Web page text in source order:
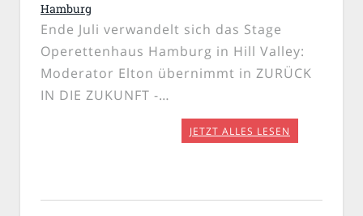
Hamburg
Ende Juli verwandelt sich das Stage
Operettenhaus Hamburg in Hill Valley:
Moderator Elton übernimmt in ZURÜCK
IN DIE ZUKUNFT -…
JETZT ALLES LESEN